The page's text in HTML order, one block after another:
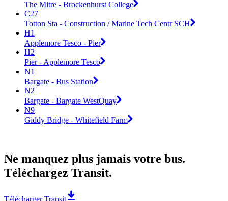
The Mitre - Brockenhurst College
C27
Totton Sta - Construction / Marine Tech Centr SCH
H1
Applemore Tesco - Pier
H2
Pier - Applemore Tesco
N1
Bargate - Bus Station
N2
Bargate - Bargate WestQuay
N9
Giddy Bridge - Whitefield Farm
Ne manquez plus jamais votre bus.
Téléchargez Transit.
Télécharger Transit